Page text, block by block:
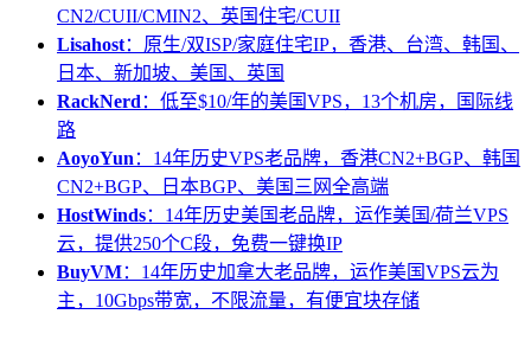
CN2/CUII/CMIN2、英国住宅/CUII
Lisahost：原生/双ISP/家庭住宅IP，香港、台湾、韩国、
日本、新加坡、美国、英国
RackNerd：低至$10/年的美国VPS，13个机房，国际线
路
AoyoYun：14年历史VPS老品牌，香港CN2+BGP、韩国
CN2+BGP、日本BGP、美国三网全高端
HostWinds：14年历史美国老品牌，运作美国/荷兰VPS
云，提供250个C段，免费一键换IP
BuyVM：14年历史加拿大老品牌，运作美国VPS云为
主，10Gbps带宽，不限流量，有便宜块存储